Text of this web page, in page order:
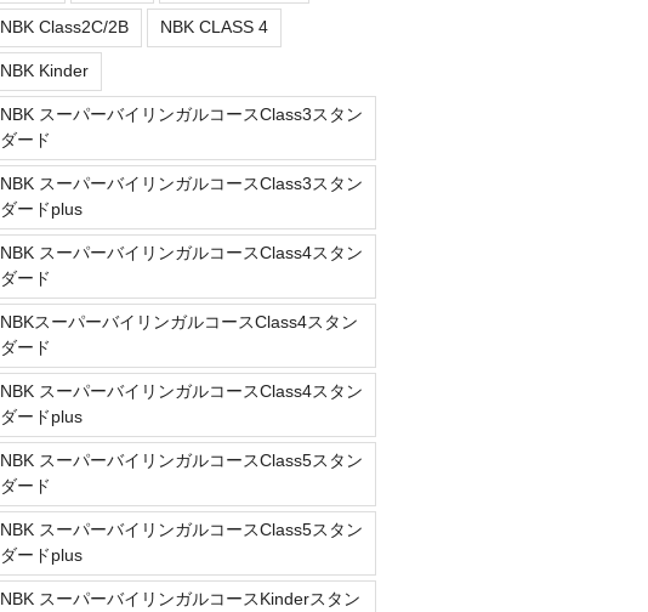
NBK Class2C/2B NBK CLASS 4
NBK Kinder
NBK スーパーバイリンガルコースClass3スタン
ダード
NBK スーパーバイリンガルコースClass3スタン
ダードplus
NBK スーパーバイリンガルコースClass4スタン
ダード
NBKスーパーバイリンガルコースClass4スタン
ダード
NBK スーパーバイリンガルコースClass4スタン
ダードplus
NBK スーパーバイリンガルコースClass5スタン
ダード
NBK スーパーバイリンガルコースClass5スタン
ダードplus
NBK スーパーバイリンガルコースKinderスタン